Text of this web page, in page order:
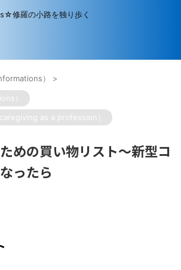
修羅の小路を独り歩く
） >
）
as a profession）
めの買い物リスト～新型コ
ったら